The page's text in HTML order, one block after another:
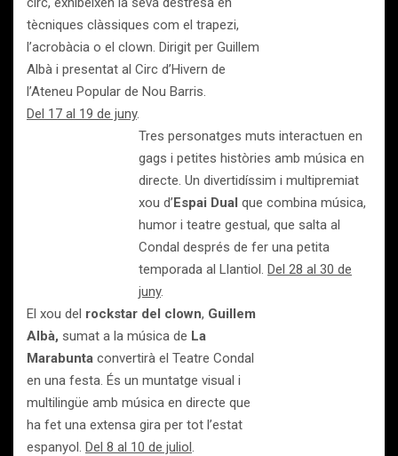
tècniques clàssiques com el trapezi,
l’acrobàcia o el clown. Dirigit per Guillem
Albà i presentat al Circ d’Hivern de
l’Ateneu Popular de Nou Barris.
Del 17 al 19 de juny.
Tres personatges muts interactuen en
gags i petites històries amb música en
directe. Un divertidíssim i multipremiat
xou d’Espai Dual que combina música,
humor i teatre gestual, que salta al
Condal després de fer una petita
temporada al Llantiol. Del 28 al 30 de
juny.
El xou del rockstar del clown, Guillem
Albà, sumat a la música de La
Marabunta convertirà el Teatre Condal
en una festa. És un muntatge visual i
multilingüe amb música en directe que
ha fet una extensa gira per tot l’estat
espanyol. Del 8 al 10 de juliol.